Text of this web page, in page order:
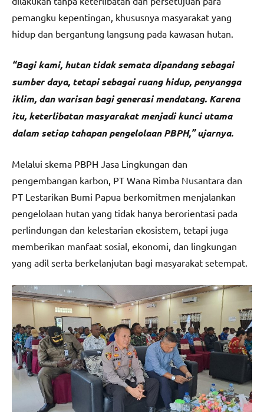
pemangku kepentingan, khususnya masyarakat yang
hidup dan bergantung langsung pada kawasan hutan.
“Bagi kami, hutan tidak semata dipandang sebagai
sumber daya, tetapi sebagai ruang hidup, penyangga
iklim, dan warisan bagi generasi mendatang. Karena
itu, keterlibatan masyarakat menjadi kunci utama
dalam setiap tahapan pengelolaan PBPH,” ujarnya.
Melalui skema PBPH Jasa Lingkungan dan
pengembangan karbon, PT Wana Rimba Nusantara dan
PT Lestarikan Bumi Papua berkomitmen menjalankan
pengelolaan hutan yang tidak hanya berorientasi pada
perlindungan dan kelestarian ekosistem, tetapi juga
memberikan manfaat sosial, ekonomi, dan lingkungan
yang adil serta berkelanjutan bagi masyarakat setempat.